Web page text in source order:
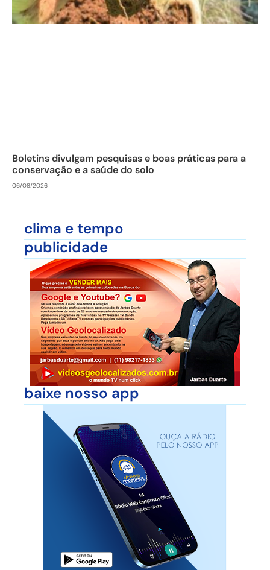
Boletins divulgam pesquisas e boas práticas para a
conservação e a saúde do solo
06/08/2026
clima e tempo
publicidade
baixe nosso app